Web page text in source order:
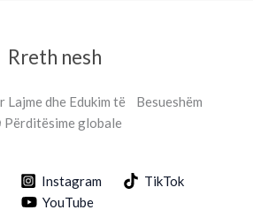
Rreth nesh
Lajme dhe Edukim të Besueshëm
Përditësime globale
Instagram
TikTok
YouTube